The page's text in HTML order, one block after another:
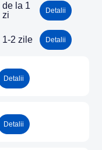
de la 1
zi
Detalii
1-2 zile Detalii
Detalii
Detalii